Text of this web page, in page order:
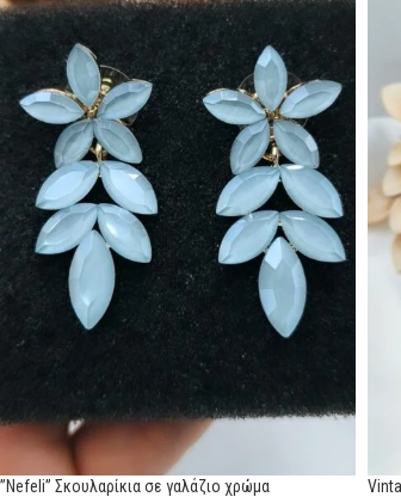
”Nefeli” Σκουλαρίκια σε γαλάζιο χρώμα